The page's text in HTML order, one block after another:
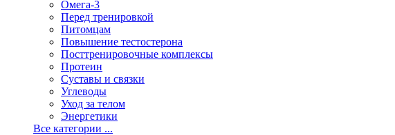
Омега-3
Перед тренировкой
Питомцам
Повышение тестостерона
Посттренировочные комплексы
Протеин
Суставы и связки
Углеводы
Уход за телом
Энергетики
Все категории ...